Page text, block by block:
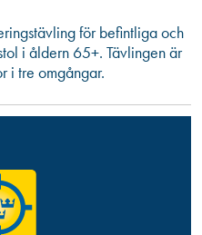
för befintliga och
i åldern 65+. Tävlingen är
i tre omgångar.